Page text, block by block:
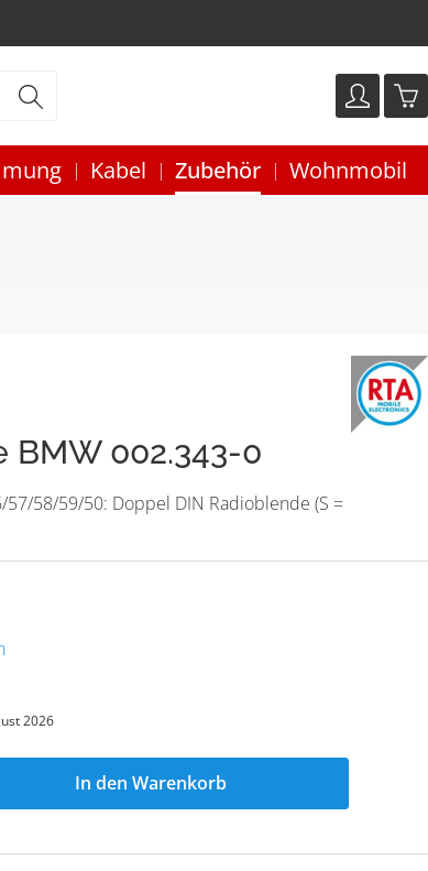
Kabel Zubehör Wohnmobil
BMW 002.343-0
58/59/50: Doppel DIN Radioblende (S =
2026
In den Warenkorb